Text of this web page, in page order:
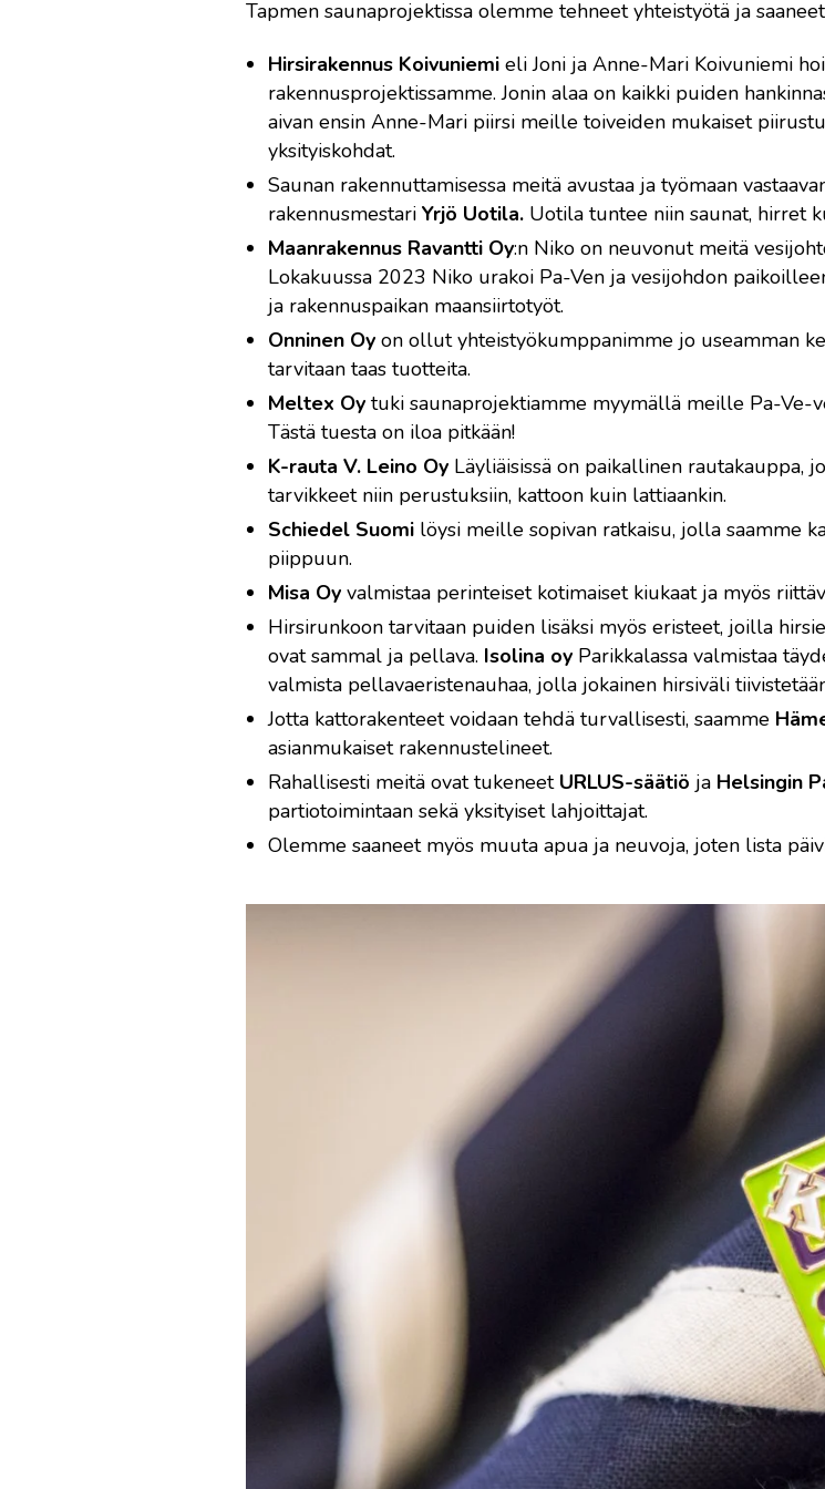
Tapmen saunaprojektissa olemme tehneet yhteistyötä ja
Hirsirakennus Koivuniemi eli Joni ja Anne-Mari Koivuniemi
rakennusprojektissamme. Jonin alaa on kaikki puiden
aivan ensin Anne-Mari piirsi meille toiveiden mukaiset
yksityiskohdat.
Saunan rakennuttamisessa meitä avustaa ja työmaan
rakennusmestari Yrjö Uotila. Uotila tuntee niin saunat, hirret
Maanrakennus Ravantti Oy:n Niko on neuvonut meitä
Lokakuussa 2023 Niko urakoi Pa-Ven ja vesijohdon
ja rakennuspaikan maansiirtotyöt.
Onninen Oy on ollut yhteistyökumppanimme jo useamman
tarvitaan taas tuotteita.
Meltex Oy tuki saunaprojektiamme myymällä meille Pa-Ve-
Tästä tuesta on iloa pitkään!
K-rauta V. Leino Oy Läyliäisissä on paikallinen rautakauppa,
tarvikkeet niin perustuksiin, kattoon kuin lattiaankin.
Schiedel Suomi löysi meille sopivan ratkaisu, jolla saamme
piippuun.
Misa Oy valmistaa perinteiset kotimaiset kiukaat ja myös
Hirsirunkoon tarvitaan puiden lisäksi myös eristeet, joilla
ovat sammal ja pellava. Isolina oy Parikkalassa valmistaa
valmista pellavaeristenauhaa, jolla jokainen hirsiväli
Jotta kattorakenteet voidaan tehdä turvallisesti, saamme
asianmukaiset rakennustelineet.
Rahallisesti meitä ovat tukeneet URLUS-säätiö ja Helsingin
partiotoimintaan sekä yksityiset lahjoittajat.
Olemme saaneet myös muuta apua ja neuvoja, joten lista